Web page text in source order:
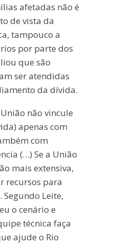
afetadas não é
de vista da
tampouco a
por parte dos
que são
ser atendidas
da dívida.
não vincule
apenas com
com
(…) Se a União
mais extensiva,
recursos para
Leite,
o cenário e
técnica faça
ajude o Rio